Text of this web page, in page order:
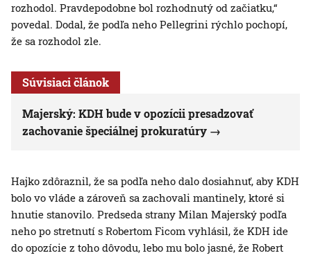
rozhodol. Pravdepodobne bol rozhodnutý od začiatku,“
povedal. Dodal, že podľa neho Pellegrini rýchlo pochopí,
že sa rozhodol zle.
Súvisiaci článok
Majerský: KDH bude v opozícii presadzovať
zachovanie špeciálnej prokuratúry
Hajko zdôraznil, že sa podľa neho dalo dosiahnuť, aby KDH
bolo vo vláde a zároveň sa zachovali mantinely, ktoré si
hnutie stanovilo. Predseda strany Milan Majerský podľa
neho po stretnutí s Robertom Ficom vyhlásil, že KDH ide
do opozície z toho dôvodu, lebo mu bolo jasné, že Robert